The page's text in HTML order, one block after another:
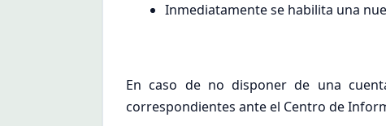
Inmediatamente se habilita una
En caso de no disponer de una
correspondientes ante el Centro de